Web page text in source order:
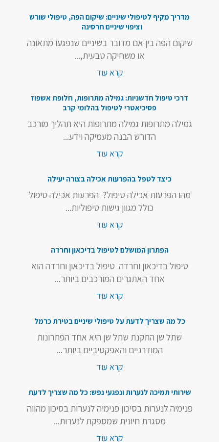
מדריך מקיף לטיפולי שיניים: שיקום הפה, טיפולי שורש
וציפוי שיניים חרסינה
שיקום הפה בין אם מדובר בשיניים שנפגעו מתאונה
או משחיקה טבעית,...
קרא עוד
דרכי טיפול חדשניות: גמילה מתרופות, חלופת אשפוז
פסיכיאטרי לטיפול בהלומי קרב
גמילה מתרופות גמילה מתרופות היא תהליך מורכב
הדורש הבנה מעמיקה וידע...
קרא עוד
כיצד לטפל בהפרעות אכילה בצורה יעילה
מהו הפרעות אכילה טיפול? הפרעות אכילה טיפול
כולל מגוון גישות טיפוליות...
קרא עוד
הפתרון המושלם לטיפול בדיכאון וחרדה
טיפול בדיכאון וחרדה טיפול בדיכאון וחרדה הוא
אחד האתגרים המורכבים ביותר...
קרא עוד
כל מה שצריך לדעת על טיפולי שיניים בטירת כרמל
שתל שן התקנת שתל שן היא אחד הפתרונות
המודרניים והאפקטיביים ביותר...
קרא עוד
שירותי תמיכה לנערות ונפגעי נפש: כל מה שצריך לדעת
פנימיה לנערות בסיכון פנימיה לנערות בסיכון מהווה
מסגרת חיונית שמספקת לנערות...
קרא עוד